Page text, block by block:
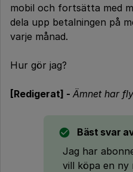
mobil och fortsätta med
dela upp betalningen på
varje månad.
Hur gör jag?
[Redigerat] - Ämnet har
Bäst svar
Jag har
vill köpa en